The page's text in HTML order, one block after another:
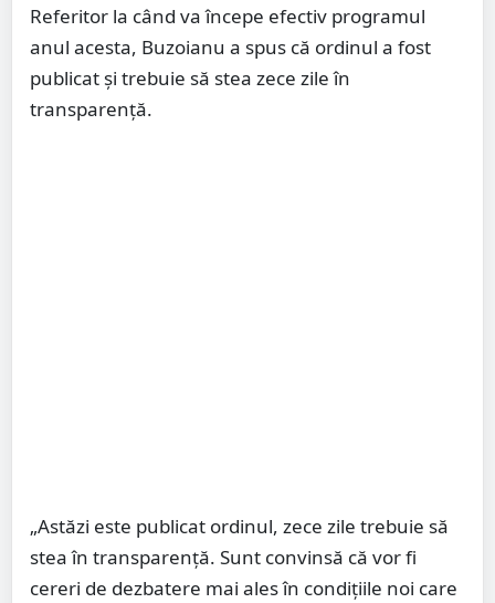
Referitor la când va începe efectiv programul
anul acesta, Buzoianu a spus că ordinul a fost
publicat și trebuie să stea zece zile în
transparență.
„Astăzi este publicat ordinul, zece zile trebuie să
stea în transparenţă. Sunt convinsă că vor fi
cereri de dezbatere mai ales în condiţiile noi care